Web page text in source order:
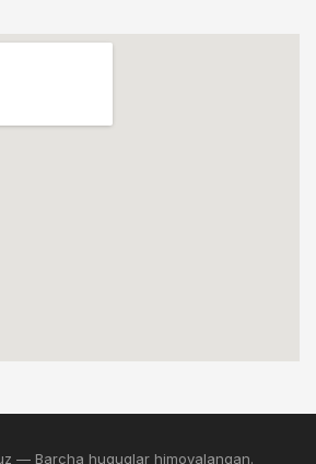
— Barcha huquqlar himoyalangan.